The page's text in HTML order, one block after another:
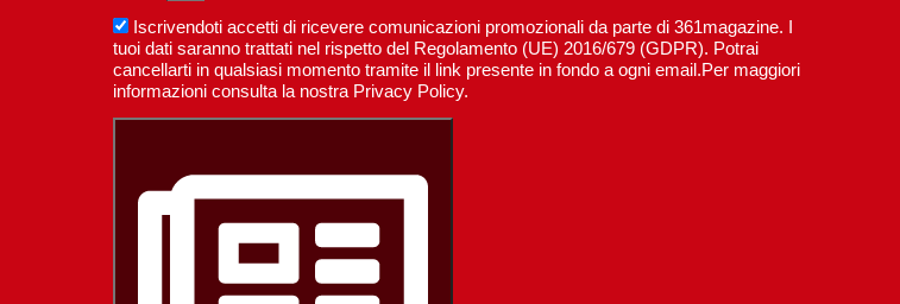
Iscrivendoti accetti di ricevere comunicazioni promozionali da parte di 361magazine. I
tuoi dati saranno trattati nel rispetto del Regolamento (UE) 2016/679 (GDPR). Potrai
cancellarti in qualsiasi momento tramite il link presente in fondo a ogni email.Per maggiori
informazioni consulta la nostra Privacy Policy.